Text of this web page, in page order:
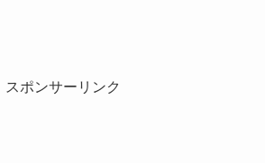
スポンサーリンク